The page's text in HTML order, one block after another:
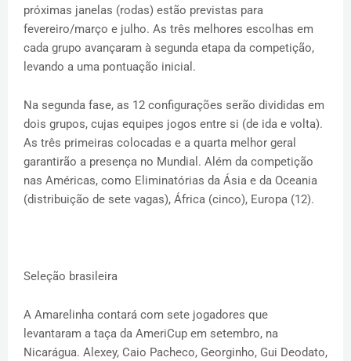
próximas janelas (rodas) estão previstas para
fevereiro/março e julho. As três melhores escolhas em
cada grupo avançaram à segunda etapa da competição,
levando a uma pontuação inicial.
Na segunda fase, as 12 configurações serão divididas em
dois grupos, cujas equipes jogos entre si (de ida e volta).
As três primeiras colocadas e a quarta melhor geral
garantirão a presença no Mundial. Além da competição
nas Américas, como Eliminatórias da Ásia e da Oceania
(distribuição de sete vagas), África (cinco), Europa (12).
Seleção brasileira
A Amarelinha contará com sete jogadores que
levantaram a taça da AmeriCup em setembro, na
Nicarágua. Alexey, Caio Pacheco, Georginho, Gui Deodato,